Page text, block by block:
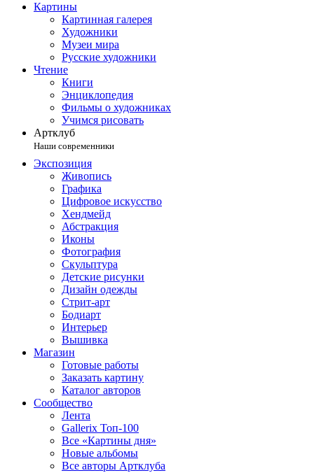
Картины
Картинная галерея
Художники
Музеи мира
Русские художники
Чтение
Книги
Энциклопедия
Фильмы о художниках
Учимся рисовать
Артклуб
Наши современники
Экспозиция
Живопись
Графика
Цифровое искусство
Хендмейд
Абстракция
Иконы
Фотография
Скульптура
Детские рисунки
Дизайн одежды
Стрит-арт
Бодиарт
Интерьер
Вышивка
Магазин
Готовые работы
Заказать картину
Каталог авторов
Сообщество
Лента
Gallerix Топ-100
Все «Картины дня»
Новые альбомы
Все авторы Артклуба